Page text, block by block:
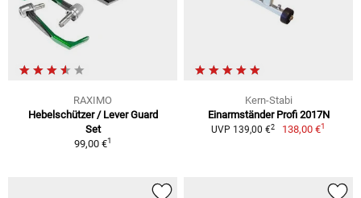
RAXIMO
Hebelschützer / Lever Guard
Set
99,00 €1
Kern-Stabi
Einarmständer Profi 2017N
UVP 139,00 €2 138,00 €1